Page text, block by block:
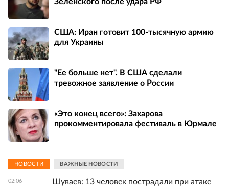
Зеленского после удара РФ
США: Иран готовит 100-тысячную армию
для Украины
"Ее больше нет". В США сделали
тревожное заявление о России
«Это конец всего»: Захарова
прокомментировала фестиваль в Юрмале
НОВОСТИ ВАЖНЫЕ НОВОСТИ
02:06
Шуваев: 13 человек пострадали при атаке